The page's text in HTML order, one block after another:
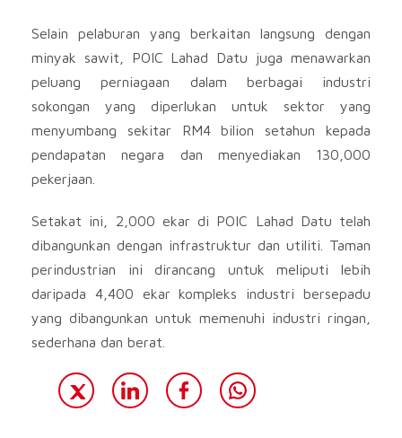
Selain pelaburan yang berkaitan langsung dengan
minyak sawit, POIC Lahad Datu juga menawarkan
peluang perniagaan dalam berbagai industri
sokongan yang diperlukan untuk sektor yang
menyumbang sekitar RM4 bilion setahun kepada
pendapatan negara dan menyediakan 130,000
pekerjaan.
Setakat ini, 2,000 ekar di POIC Lahad Datu telah
dibangunkan dengan infrastruktur dan utiliti. Taman
perindustrian ini dirancang untuk meliputi lebih
daripada 4,400 ekar kompleks industri bersepadu
yang dibangunkan untuk memenuhi industri ringan,
sederhana dan berat.